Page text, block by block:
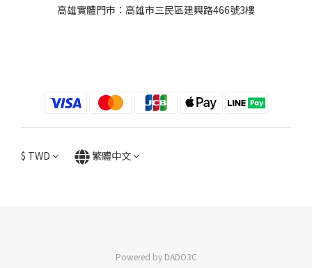
高雄實體門市：高雄市三民區建興路466號3樓
$ TWD 繁體中文
Powered by DADO3C